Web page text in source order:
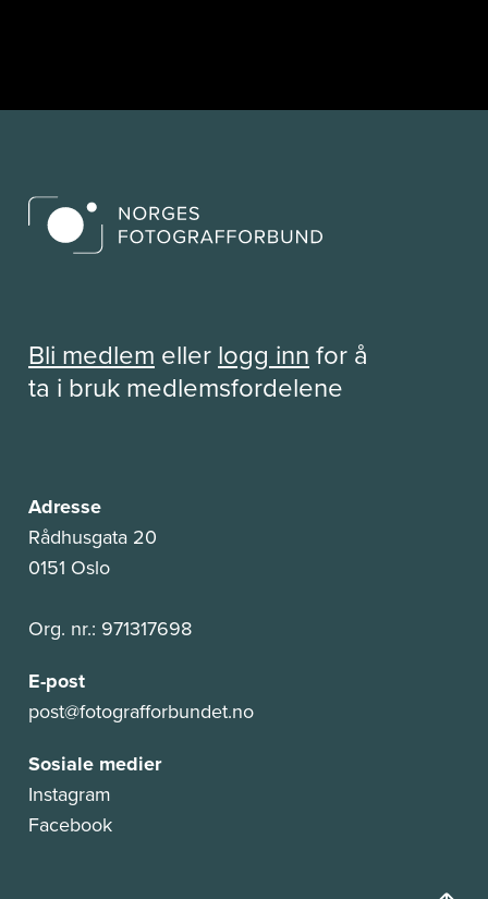
Bli medlemellerlogg innfor å
ta i bruk medlemsfordelene
Adresse
Rådhusgata 20
0151 Oslo
Org. nr.: 971317698
E-post
post@fotografforbundet.no
Sosiale medier
Instagram
Facebook